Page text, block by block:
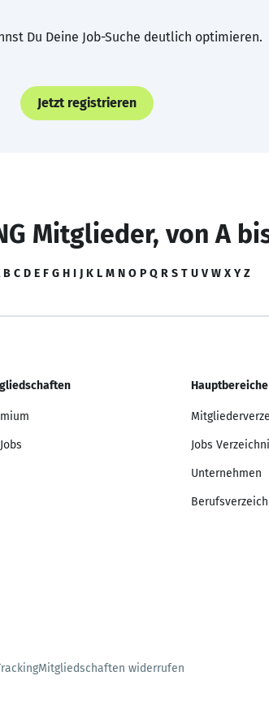
Du Deine Job-Suche deutlich optimieren.
Jetzt registrieren
Mitglieder, von A
B C D E F G H I J K L M N O P Q R S T U V W X Y Z
Hauptbereiche
Jobs
Unternehmen
Mitgliedschaften widerrufen